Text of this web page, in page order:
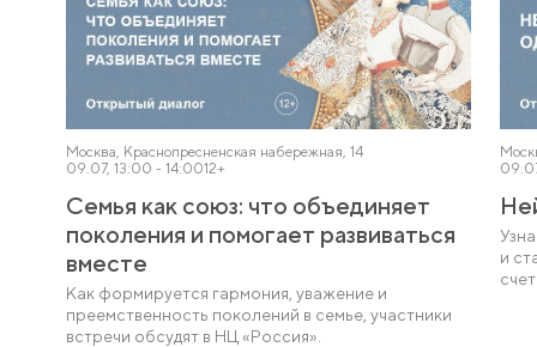
Москва, Краснопресненская набережная, 14
09.07, 13:00 - 14:0012+
Семья как союз: что объединяет
поколения и помогает развиваться
вместе
Как формируется гармония, уважение и
преемственность поколений в семье, участники
встречи обсудят в НЦ «Россия».
и